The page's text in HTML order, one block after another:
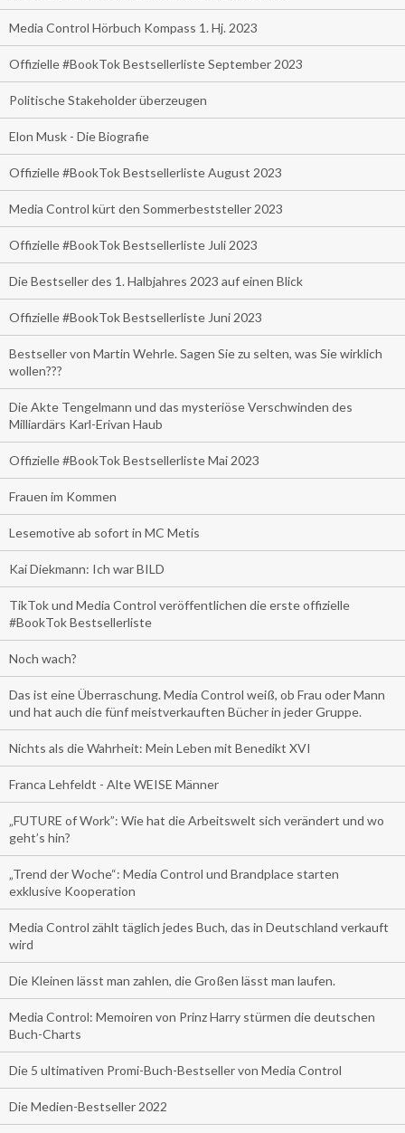
Media Control Hörbuch Kompass 1. Hj. 2023
Offizielle #BookTok Bestsellerliste September 2023
Politische Stakeholder überzeugen
Elon Musk - Die Biografie
Offizielle #BookTok Bestsellerliste August 2023
Media Control kürt den Sommerbeststeller 2023
Offizielle #BookTok Bestsellerliste Juli 2023
Die Bestseller des 1. Halbjahres 2023 auf einen Blick
Offizielle #BookTok Bestsellerliste Juni 2023
Bestseller von Martin Wehrle. Sagen Sie zu selten, was Sie wirklich
wollen???
Die Akte Tengelmann und das mysteriöse Verschwinden des
Milliardärs Karl-Erivan Haub
Offizielle #BookTok Bestsellerliste Mai 2023
Frauen im Kommen
Lesemotive ab sofort in MC Metis
Kai Diekmann: Ich war BILD
TikTok und Media Control veröffentlichen die erste offizielle
#BookTok Bestsellerliste
Noch wach?
Das ist eine Überraschung. Media Control weiß, ob Frau oder Mann
und hat auch die fünf meistverkauften Bücher in jeder Gruppe.
Nichts als die Wahrheit: Mein Leben mit Benedikt XVI
Franca Lehfeldt - Alte WEISE Männer
„FUTURE of Work”: Wie hat die Arbeitswelt sich verändert und wo
geht’s hin?
„Trend der Woche“: Media Control und Brandplace starten
exklusive Kooperation
Media Control zählt täglich jedes Buch, das in Deutschland verkauft
wird
Die Kleinen lässt man zahlen, die Großen lässt man laufen.
Media Control: Memoiren von Prinz Harry stürmen die deutschen
Buch-Charts
Die 5 ultimativen Promi-Buch-Bestseller von Media Control
Die Medien-Bestseller 2022